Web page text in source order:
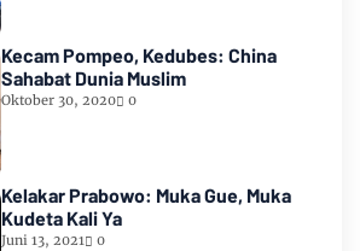
Kecam Pompeo, Kedubes: China
Sahabat Dunia Muslim
Oktober 30, 2020 0
Kelakar Prabowo: Muka Gue, Muka
Kudeta Kali Ya
Juni 13, 2021 0